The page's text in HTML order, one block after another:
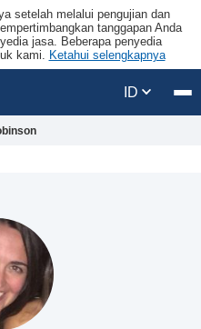
setelah melalui pengujian dan
tanggapan Anda
jasa. Beberapa penyedia
kami. Ketahui selengkapnya
ID